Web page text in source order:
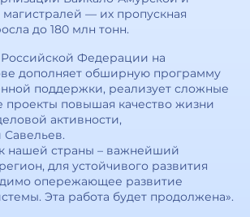
— их пропускная
до 180 млн тонн.
Российской Федерации на
дополняет обширную программу
поддержки, реализует сложные
проекты повышая качество жизни
активности,
Савельев.
нашей страны – важнейший
для устойчивого развития
опережающее развитие
Эта работа будет продолжена».